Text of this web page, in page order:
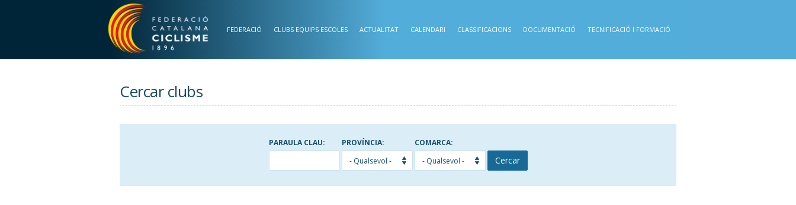
FEDERACIÓ CLUBS EQUIPS ESCOLES ACTUALITAT CALENDARI CLASSIFICACIONS DOCUMENTACIÓ TECNIFICACIÓ I FORMACIÓ
Cercar clubs
PARAULA CLAU: PROVÍNCIA: COMARCA:
Cercar